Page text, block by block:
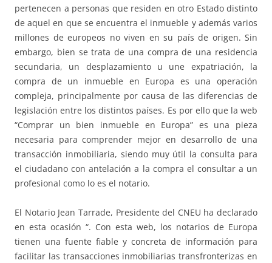
pertenecen a personas que residen en otro Estado distinto
de aquel en que se encuentra el inmueble y además varios
millones de europeos no viven en su país de origen. Sin
embargo, bien se trata de una compra de una residencia
secundaria, un desplazamiento u une expatriación, la
compra de un inmueble en Europa es una operación
compleja, principalmente por causa de las diferencias de
legislación entre los distintos países. Es por ello que la web
“Comprar un bien inmueble en Europa” es una pieza
necesaria para comprender mejor en desarrollo de una
transacción inmobiliaria, siendo muy útil la consulta para
el ciudadano con antelación a la compra el consultar a un
profesional como lo es el notario.
El Notario Jean Tarrade, Presidente del CNEU ha declarado
en esta ocasión “. Con esta web, los notarios de Europa
tienen una fuente fiable y concreta de información para
facilitar las transacciones inmobiliarias transfronterizas en